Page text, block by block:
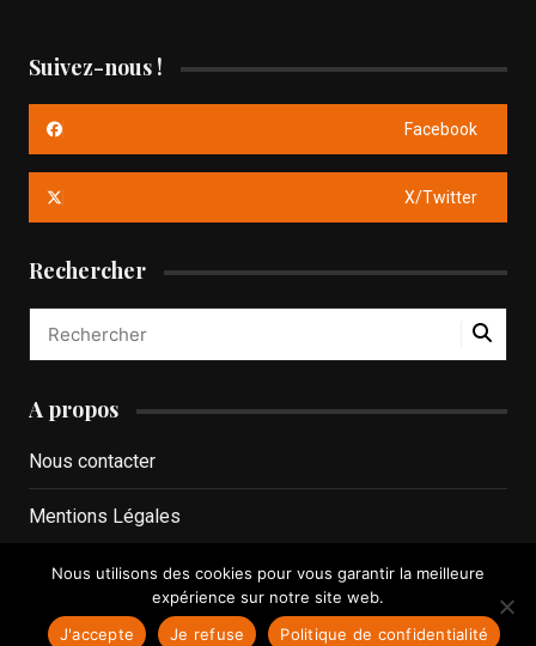
Suivez-nous !
Facebook
X/Twitter
Rechercher
A propos
Nous contacter
Mentions Légales
Politique de confidentialité
Nous utilisons des cookies pour vous garantir la meilleure
expérience sur notre site web.
J'accepte
Je refuse Politique de confidentialité